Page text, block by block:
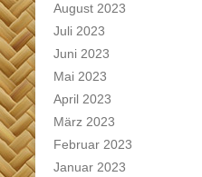
August 2023
Juli 2023
Juni 2023
Mai 2023
April 2023
März 2023
Februar 2023
Januar 2023